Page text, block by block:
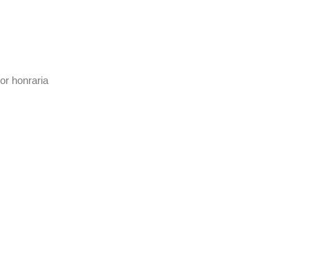
honraria